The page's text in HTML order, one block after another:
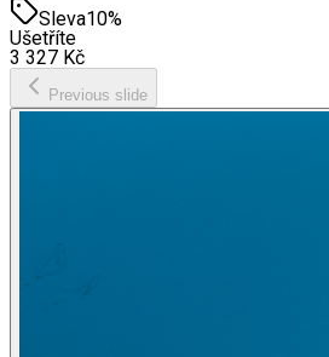
Sleva10%
Ušetříte
3 327 Kč
Previous slide